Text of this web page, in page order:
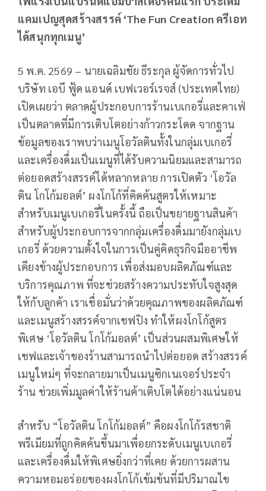
แคมเปญสุดสร้างสรรค์ ‘The Fun Creation ครีเอท
ได้สนุกทุกเมนู’
5 พ.ค. 2569 – นายเฉลิมชัย ธีระกุล ผู้จัดการทั่วไป
บริษัท เอบี ฟู้ด แอนด์ เบฟเวอร์เรจส์ (ประเทศไทย)
เปิดเผยว่า ตลาดผู้ประกอบการร้านเบเกอรี่และคาเฟ่
เป็นตลาดที่มีการเติบโตอย่างก้าวกระโดด จากฐาน
ข้อมูลของเราพบว่าเมนูโอวัลตินทั้งในกลุ่มเบเกอรี่
และเครื่องดื่มเป็นเมนูที่ได้รับความนิยมและสามารถ
ต่อยอดสร้างสรรค์ได้หลากหลาย การเปิดตัว ‘โอวัล
ติน โกโก้มอลต์’ ผงโกโก้ที่คิดค้นสูตรให้เหมาะ
สำหรับเมนูเบเกอรี่ในครั้งนี้ ถือเป็นขยายฐานสินค้า
สำหรับผู้ประกอบการจากกลุ่มเครื่องดื่มมายังกลุ่มเบ
เกอรี่ ด้วยความตั้งใจในการเป็นคู่คิดธุรกิจมืออาชีพ
เคียงข้างผู้ประกอบการ เพื่อส่งมอบผลิตภัณฑ์และ
บริการคุณภาพ ที่จะช่วยสร้างความประทับใจสูงสุด
ให้กับลูกค้า เราเชื่อมั่นว่าด้วยคุณภาพของผลิตภัณฑ์
และเมนูสร้างสรรค์จากเชฟปิง ทำให้ผงโกโก้สูตร
พิเศษ ‘โอวัลติน โกโก้มอลต์’ เป็นส่วนผสมพิเศษให้
เชฟและเจ้าของร้านสามารถนำไปต่อยอด สร้างสรรค์
เมนูใหม่ๆ ที่จะกลายมาเป็นเมนูซิกเนเจอร์ประจำ
ร้าน ช่วยเพิ่มมูลค่าให้ร้านค้าเติบโตได้อย่างแน่นอน
สำหรับ “โอวัลติน โกโก้มอลต์” คือผงโกโก้รสชาติ
พรีเมียมที่ถูกคิดค้นขึ้นมาเพื่อยกระดับเมนูเบเกอรี่
และเครื่องดื่มให้พิเศษยิ่งกว่าที่เคย ด้วยการผสาน
ความหอมอร่อยของผงโกโก้เข้มข้นที่มีปริมาณไข